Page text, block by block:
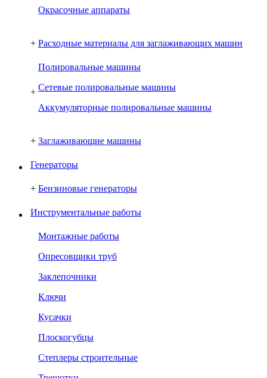
Окрасочные аппараты
+ Расходные материалы для заглаживающих машин
+
Полировальные машины
Сетевые полировальные машины
Аккумуляторные полировальные машины
+ Заглаживающие машины
Генераторы
+ Бензиновые генераторы
Инструментальные работы
Монтажные работы
Опресовщики труб
Заклепочники
Ключи
Кусачки
Плоскогубцы
Степлеры строительные